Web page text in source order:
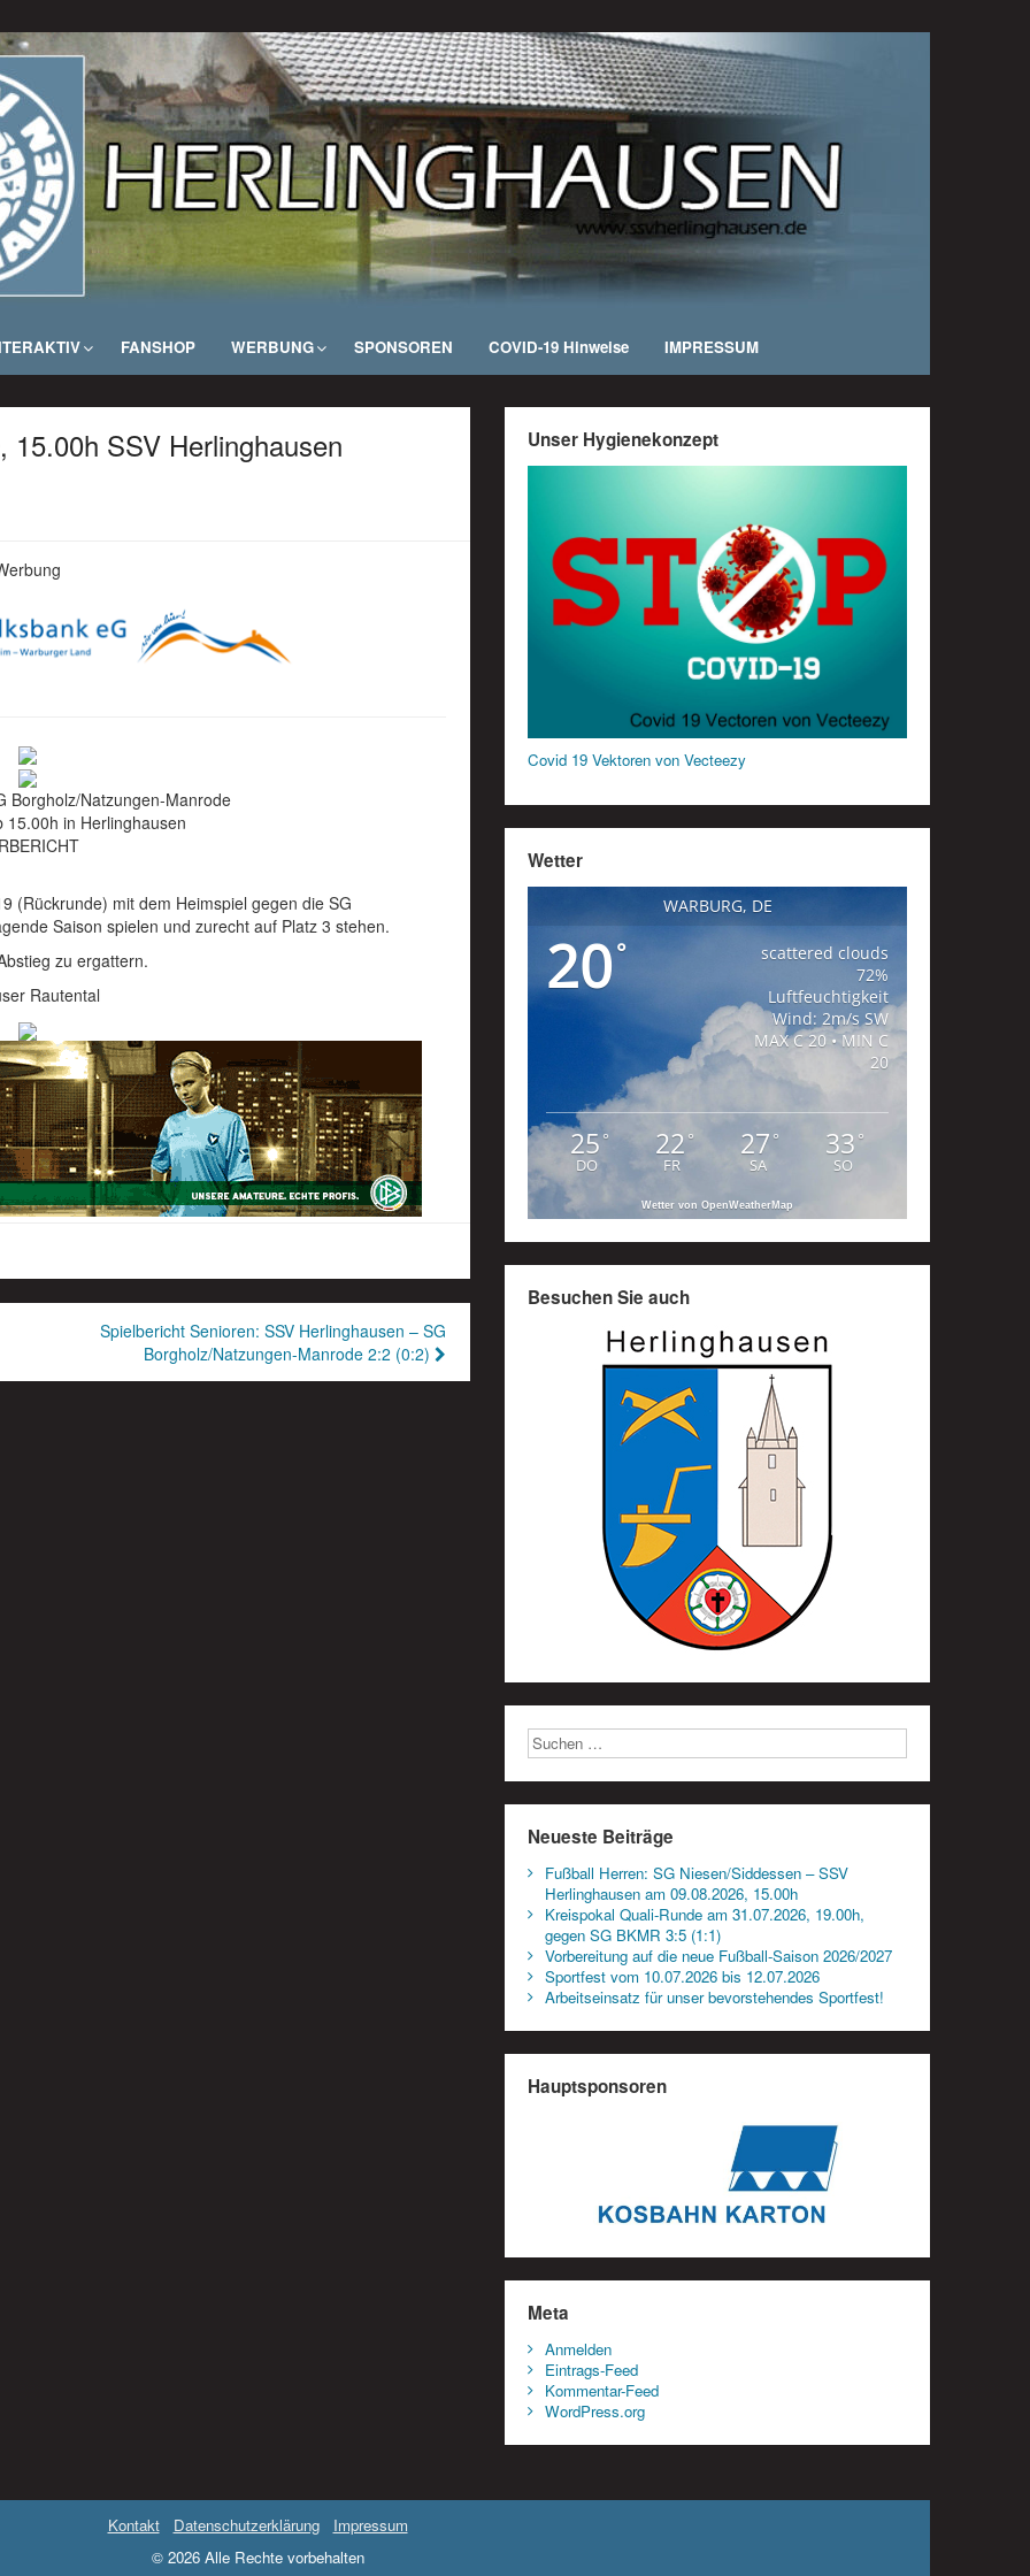
FANSHOP WERBUNG SPONSOREN COVID-19 Hinweise IMPRESSUM
SSV Herlinghausen
Borgholz/Natzungen-Manrode
15.00h in Herlinghausen
(Rückrunde) mit dem Heimspiel gegen die SG
Saison spielen und zurecht auf Platz 3 stehen.
zu ergattern.
Rautental
Spielbericht Senioren: SSV Herlinghausen – SG
Borgholz/Natzungen-Manrode 2:2 (0:2)
Unser Hygienekonzept
Covid 19 Vektoren von Vecteezy
Wetter
WARBURG, DE
20°
scattered clouds
72%
Luftfeuchtigkeit
Wind: 2m/s SW
MAX C 20 • MIN C
20
25°
DO
22°
FR
27 °
SA
33 °
SO
Wetter von OpenWeatherMap
Besuchen Sie auch
Neueste Beiträge
Fußball Herren: SG Niesen/Siddessen – SSV
Herlinghausen am 09.08.2026, 15.00h
Kreispokal Quali-Runde am 31.07.2026, 19.00h,
gegen SG BKMR 3:5 (1:1)
Vorbereitung auf die neue Fußball-Saison 2026/2027
Sportfest vom 10.07.2026 bis 12.07.2026
Arbeitseinsatz für unser bevorstehendes Sportfest!
Hauptsponsoren
Meta
Anmelden
Eintrags-Feed
Kommentar-Feed
WordPress.org
Kontakt Datenschutzerklärung
Impressum
© 2026 Alle Rechte vorbehalten